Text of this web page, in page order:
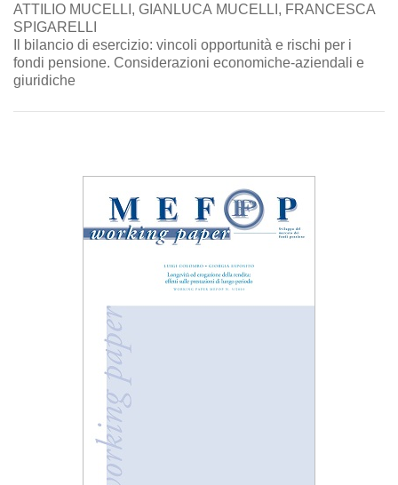
ATTILIO MUCELLI, GIANLUCA MUCELLI, FRANCESCA
SPIGARELLI
Il bilancio di esercizio: vincoli opportunità e rischi per i
fondi pensione. Considerazioni economiche-aziendali e
giuridiche